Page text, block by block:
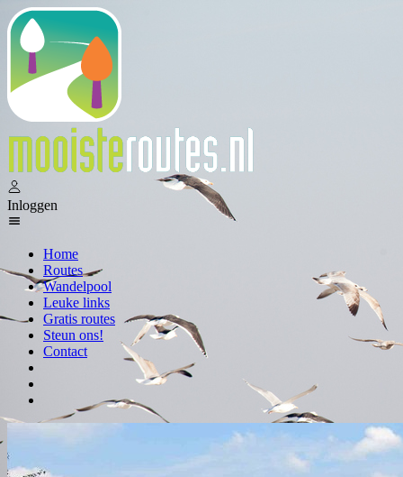
Inloggen
Home
Routes
Wandelpool
Leuke links
Gratis routes
Steun ons!
Contact